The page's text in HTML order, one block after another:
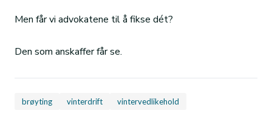
Men får vi advokatene til å fikse dét?
Den som anskaffer får se.
brøyting vinterdrift vintervedlikehold